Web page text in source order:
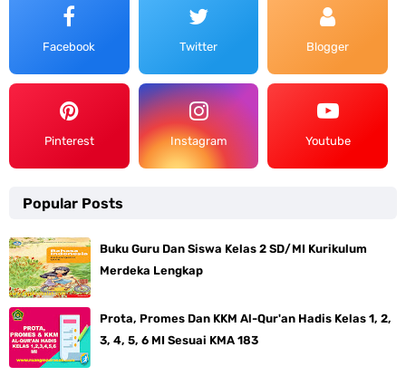
Facebook Twitter Blogger
Pinterest Instagram Youtube
Popular Posts
Buku Guru Dan Siswa Kelas 2 SD/MI Kurikulum
Merdeka Lengkap
Prota, Promes Dan KKM Al-Qur'an Hadis Kelas 1, 2,
3, 4, 5, 6 MI Sesuai KMA 183